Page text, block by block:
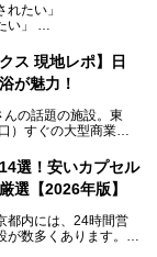
トも併せて紹介しま
入浴料が銭湯価格の5
れたい」
い」
す。
銭湯」や「ネオ銭
湯なのか、その気に
順番で一挙にご紹介
ス 現地レポ】日
が魅力！
んの話題の施設。東
）すぐの大型商業施
ン。施設の様子をレ
選！安いカプセル
選【2026年版】
都内には、24時間営
数多くあります。